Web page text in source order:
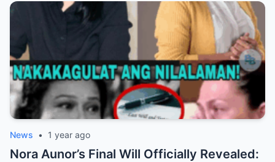
News • 1 year ago
Nora Aunor’s Final Will Officially Revealed: